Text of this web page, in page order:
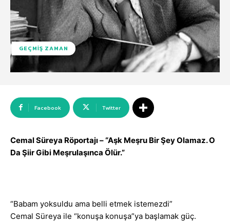
GEÇMIŞ ZAMAN
Facebook Twitter
Cemal Süreya Röportajı – “Aşk Meşru Bir Şey Olamaz. O
Da Şiir Gibi Meşrulaşınca Ölür.”
“Babam yoksuldu ama belli etmek istemezdi”
Cemal Süreya ile “konuşa konuşa”ya başlamak güç.